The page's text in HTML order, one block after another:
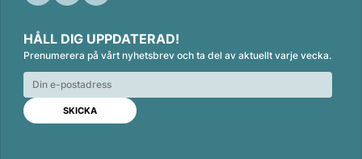
n
k
e
d
n
c
e
b
o
o
k
a
i
l
HÅLL DIG UPPDATERAD!
Prenumerera på vårt nyhetsbrev och ta del av aktuellt varje vecka.